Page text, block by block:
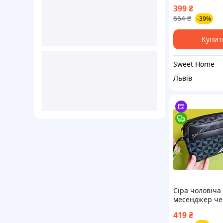
документів
30×18 см
399₴
664 ₴ -39%
Sweet Home
Львів
Сіра
месенджер
плече з
419₴